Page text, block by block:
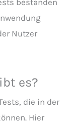
bestanden
Nutzer
es?
die in der
Hier